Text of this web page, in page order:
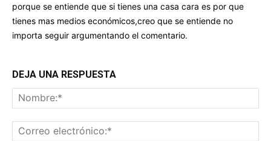
porque se entiende que si tienes una casa cara es por que
tienes mas medios económicos,creo que se entiende no
importa seguir argumentando el comentario.
DEJA UNA RESPUESTA